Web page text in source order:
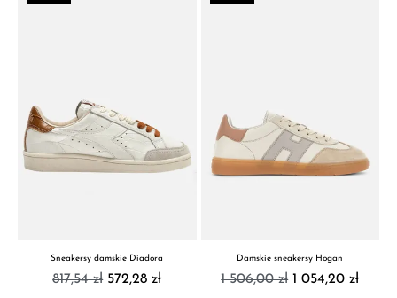
Sneakersy damskie Diadora
817,54 zł 572,28 zł
Damskie sneakersy Hogan
1 506,00 zł 1 054,20 zł